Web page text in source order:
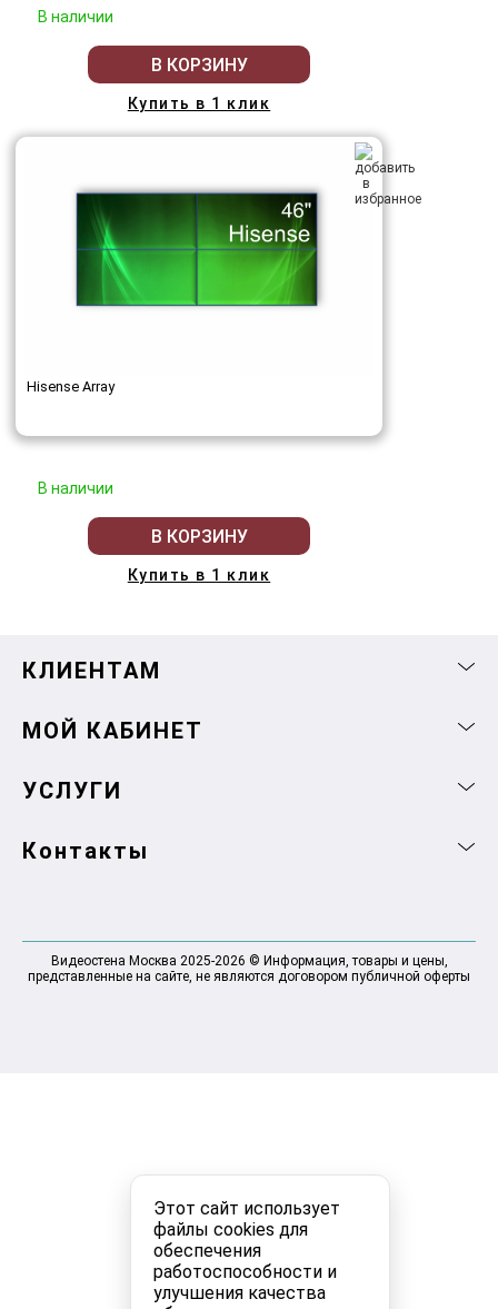
Этот сайт использует
файлы cookies для
обеспечения
работоспособности и
улучшения качества
В наличии
В КОРЗИНУ
Купить в 1 клик
Hisense Array
В наличии
В КОРЗИНУ
Купить в 1 клик
КЛИЕНТАМ
МОЙ КАБИНЕТ
УСЛУГИ
Контакты
Видеостена Москва 2025-2026 © Информация, товары и цены,
представленные на сайте, не являются договором публичной оферты